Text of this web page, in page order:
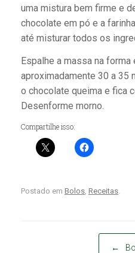
uma mistura bem firme e
chocolate em pó e a
até misturar todos os
Espalhe a massa na
aproximadamente 30 a 35
o chocolate queima e fica
Desenforme morno.
Compartilhe isso:
Postado em Bolos Receitas
←